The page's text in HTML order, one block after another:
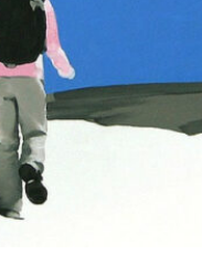
在那边，而你在此处。